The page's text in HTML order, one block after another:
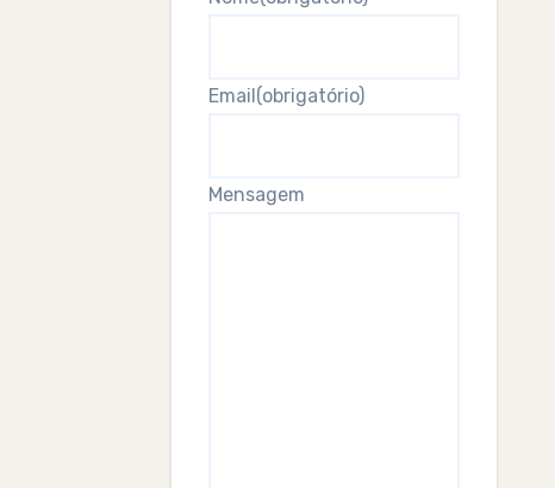
Email(obrigatório)
Mensagem